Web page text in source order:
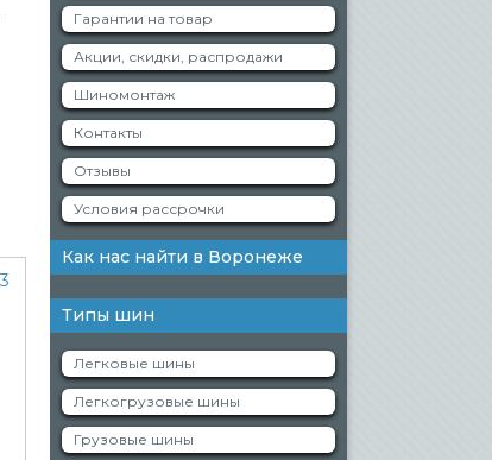
Гарантии на товар
Акции, скидки, распродажи
Шиномонтаж
Контакты
Отзывы
Условия рассрочки
Как нас найти в Воронеже
Типы шин
Легковые шины
Легкогрузовые шины
Грузовые шины